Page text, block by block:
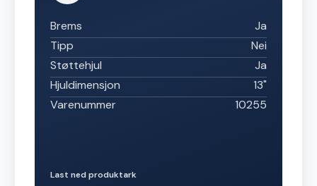
Brems
Ja
Tipp
Nei
Støttehjul
Ja
Hjuldimensjon
13"
Varenummer
10255
Last ned produktark